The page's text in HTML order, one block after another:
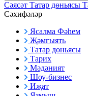
Сәясәт Татар дөньясы
Сәхифәләр
Ясалма Фәһем
Җәмгыять
Татар дөньясы
Тарих
Мәдәният
Шоу-бизнес
Иҗат